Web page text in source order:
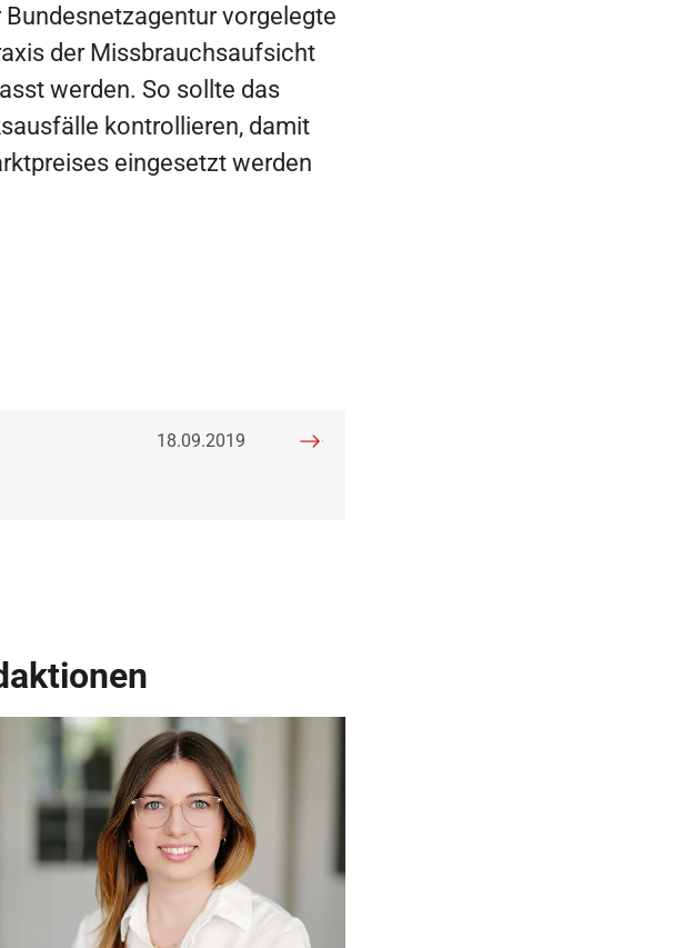
vorgelegte
der Missbrauchsaufsicht
werden. So sollte das
kontrollieren, damit
eingesetzt werden
Veröffentlicht am:
18.09.2019